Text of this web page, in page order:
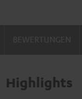
Highlights